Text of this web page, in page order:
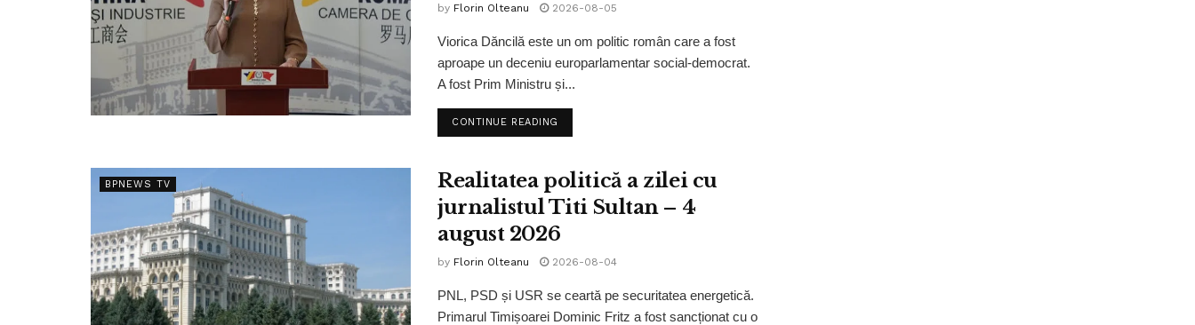
by Florin Olteanu 2026-08-05
Viorica Dăncilă este un om politic român care a fost
aproape un deceniu europarlamentar social-democrat.
A fost Prim Ministru și...
CONTINUE READING
BPNEWS TV
Realitatea politică a zilei cu
jurnalistul Titi Sultan – 4
august 2026
by Florin Olteanu 2026-08-04
PNL, PSD și USR se ceartă pe securitatea energetică.
Primarul Timișoarei Dominic Fritz a fost sancționat cu o